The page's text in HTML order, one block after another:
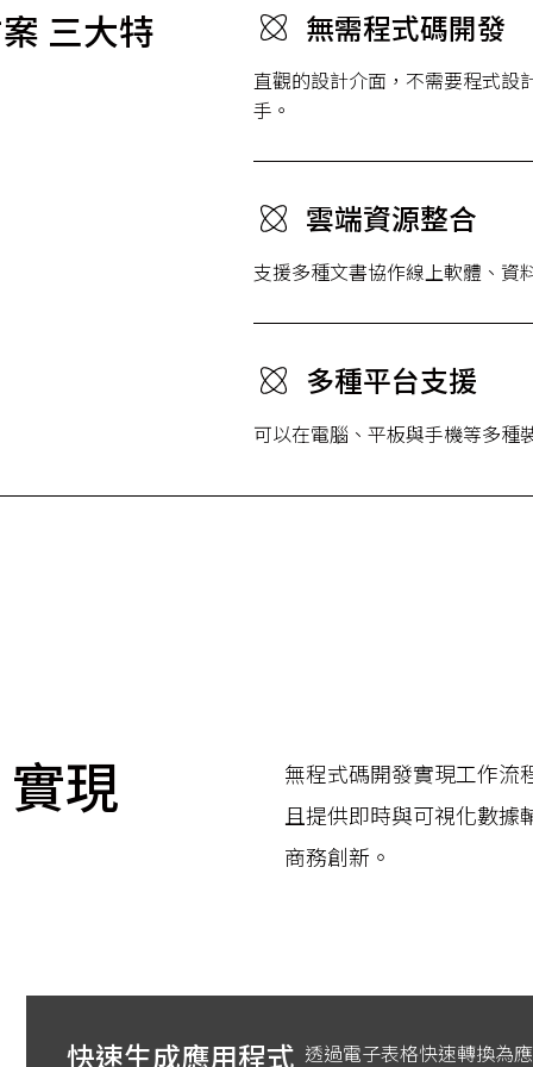
三大特 無需程式碼開發
直觀的設計介面，不需要程式設
手。
雲端資源整合
支援多種文書協作線上軟體、資
多種平台支援
可以在電腦、平板與手機等多種
現
無程式碼開發實現工作流
且提供即時與可視化數據
商務創新。
快速生成應用程式 透過電子表格快速轉換為